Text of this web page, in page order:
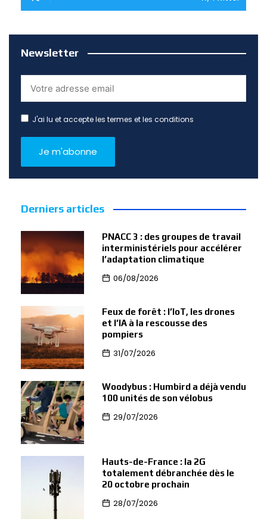
Newsletter
J'ai lu et accepte les termes et les conditions
Derniers articles
PNACC 3 : des groupes de travail
interministériels pour accélérer
l’adaptation climatique
06/08/2026
Feux de forêt : l’IoT, les drones
et l’IA à la rescousse des
pompiers
31/07/2026
Woodybus : Humbird a déjà vendu
100 unités de son vélobus
29/07/2026
Hauts-de-France : la 2G
totalement débranchée dès le
20 octobre prochain
28/07/2026